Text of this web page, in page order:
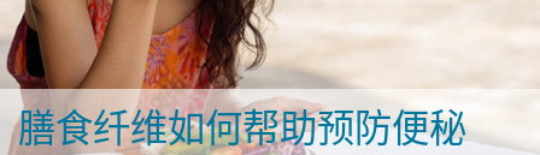
膳食纤维如何帮助预防便秘